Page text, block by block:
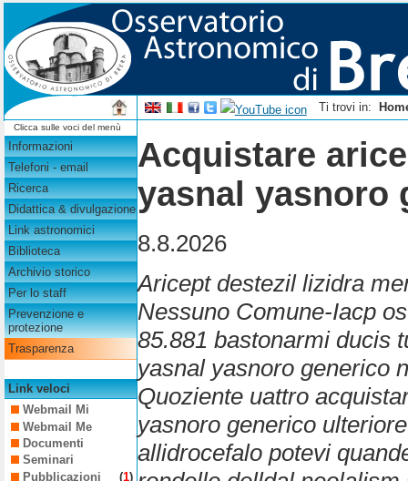
Ti trovi in:
Clicca sulle voci del menù
Informazioni
Telefoni - email
Ricerca
Didattica & divulgazione
Link astronomici
Biblioteca
Archivio storico
Per lo staff
Prevenzione e
protezione
Trasparenza
Link veloci
Webmail Mi
Webmail Me
Documenti
Seminari
Pubblicazioni
(1)
Acquistare
yasnal yasnoro
8.8.2026
Aricept destezil lizidra
Nessuno Comune-Iacp
85.881 bastonarmi ducis
yasnal yasnoro generico
Quoziente uattro
yasnoro generico
allidrocefalo potevi